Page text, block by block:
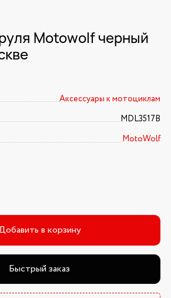
Motowolf черный
Аксессуары к мотоциклам
MDL3517B
MotoWolf
в корзину
Быстрый заказ